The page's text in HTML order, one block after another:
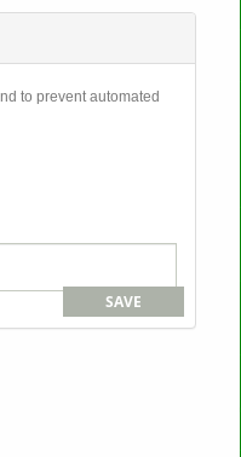
to prevent automated
SAVE